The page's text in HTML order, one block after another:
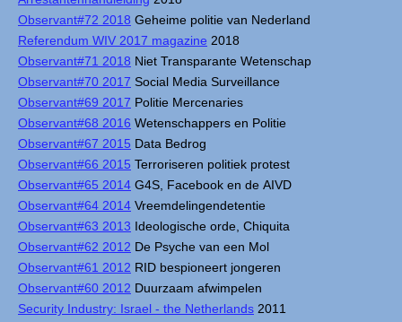
Observant#72 2018 Geheime politie van Nederland
Referendum WIV 2017 magazine 2018
Observant#71 2018 Niet Transparante Wetenschap
Observant#70 2017 Social Media Surveillance
Observant#69 2017 Politie Mercenaries
Observant#68 2016 Wetenschappers en Politie
Observant#67 2015 Data Bedrog
Observant#66 2015 Terroriseren politiek protest
Observant#65 2014 G4S, Facebook en de AIVD
Observant#64 2014 Vreemdelingendetentie
Observant#63 2013 Ideologische orde, Chiquita
Observant#62 2012 De Psyche van een Mol
Observant#61 2012 RID bespioneert jongeren
Observant#60 2012 Duurzaam afwimpelen
Security Industry: Israel - the Netherlands 2011